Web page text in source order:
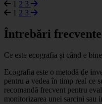
1 2 3
1 2 3
Întrebări frecvente
Ce este ecografia și când e
Ecografia este o metodă de
pentru a vedea în timp real ce
recomandă frecvent pentru
monitorizarea unei sarcini sau